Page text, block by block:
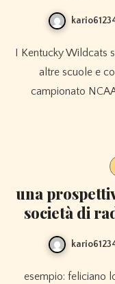
I Kentucky Wildcats sono la più grande scuola di basket tra le
altre scuole e
campionato
una
società di
esempio: feliciano lopez (johannesburg 2010) ha vinto 8/1,